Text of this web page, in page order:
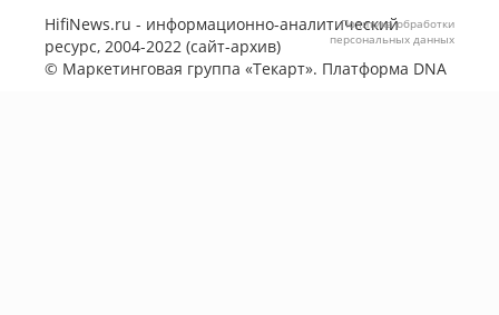
HifiNews.ru - информационно-аналитический
ресурс, 2004-2022 (сайт-архив)
© Маркетинговая группа «Текарт». Платформа DNA
Политика обработки
персональных данных